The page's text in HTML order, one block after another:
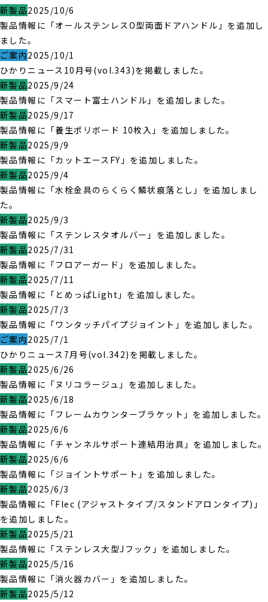
新製品2025/10/6
製品情報に「オールステンレスO型両面ドアハンドル」を追加し
ました。
ご案内2025/10/1
ひかりニュース10月号(vol.343)を掲載しました。
新製品2025/9/24
製品情報に「スマート富士ハンドル」を追加しました。
新製品2025/9/17
製品情報に「養生ポリボード 10枚入」を追加しました。
新製品2025/9/9
製品情報に「カットエースFY」を追加しました。
新製品2025/9/4
製品情報に「水栓金具のらくらく鱗状痕落とし」を追加しまし
た。
新製品2025/9/3
製品情報に「ステンレスタオルバー」を追加しました。
新製品2025/7/31
製品情報に「フロアーガード」を追加しました。
新製品2025/7/11
製品情報に「とめっぱLight」を追加しました。
新製品2025/7/3
製品情報に「ワンタッチパイプジョイント」を追加しました。
ご案内2025/7/1
ひかりニュース7月号(vol.342)を掲載しました。
新製品2025/6/26
製品情報に「ヌリコラージュ」を追加しました。
新製品2025/6/18
製品情報に「フレームカウンターブラケット」を追加しました。
新製品2025/6/6
製品情報に「チャンネルサポート連結用治具」を追加しました。
新製品2025/6/6
製品情報に「ジョイントサポート」を追加しました。
新製品2025/6/3
製品情報に「Flec (アジャストタイプ/スタンドアロンタイプ)」
を追加しました。
新製品2025/5/21
製品情報に「ステンレス大型Jフック」を追加しました。
新製品2025/5/16
製品情報に「消火器カバー」を追加しました。
新製品2025/5/12